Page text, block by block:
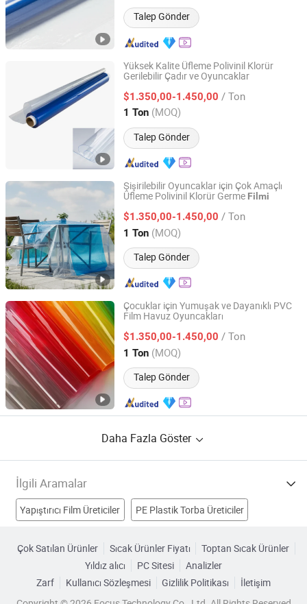
Talep Gönder
Yüksek Kalite Üfleme Polivinil Klorür
Gerilebilir Çadır ve Oyuncaklar
$1.350,00-1.450,00 / Ton
1 Ton (MOQ)
Talep Gönder
Nantong Huaneng New Material Co., Ltd
Jiangsu, China Fiyat 2023
Şişirilebilir Oyuncaklar için Çok Amaçlı
Üfleme Polivinil Klorür Germe Filmi
$1.350,00-1.450,00 / Ton
1 Ton (MOQ)
Talep Gönder
Nantong Huaneng New Material Co., Ltd
Jiangsu, China Fiyat 2023
Çocuklar için Yumuşak ve Dayanıklı PVC
Film Havuz Oyuncakları
$1.350,00-1.450,00 / Ton
1 Ton (MOQ)
Talep Gönder
Nantong Huaneng New Material Co., Ltd
Jiangsu, China Fiyat 2023
Daha Fazla Göster
İlgili Aramalar
Yapıştırıcı Film Üreticiler PE Plastik Torba Üreticiler
PE Koruyucu Film Fabrikalar plastik masaj Fabrikalar
Çok Satılan Ürünler Sıcak Ürünler Fiyatı
Toptan Sıcak Ürünler
Yıldız alıcı
PC Sitesi
Analizler
Zarf
Kullanıcı Sözleşmesi Gizlilik Politikası
İletişim